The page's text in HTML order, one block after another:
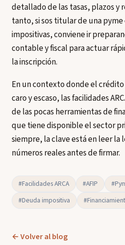
detallado de las tasas, plazos y
tanto, si sos titular de una
impositivas, conviene ir
contable y fiscal para actuar
la inscripción.
En un contexto donde el
caro y escaso, las facilidades
de las pocas herramientas de
que tiene disponible el sector
siempre, la clave está en leer la
números reales antes de firmar.
#Facilidades ARCA #AFIP
#Deuda impositiva
← Volver al blog